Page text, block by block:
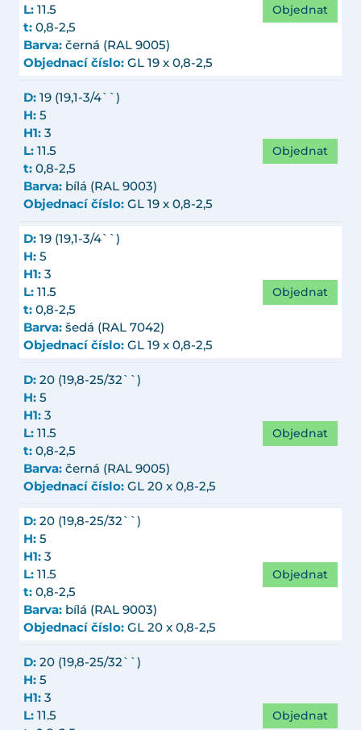
L: 11.5
t: 0,8-2,5
Barva: černá (RAL 9005)
Objednací číslo: GL 19 x 0,8-2,5
Objednat
D: 19 (19,1-3/4``)
H: 5
H1: 3
L: 11.5
t: 0,8-2,5
Barva: bílá (RAL 9003)
Objednací číslo: GL 19 x 0,8-2,5
Objednat
D: 19 (19,1-3/4``)
H: 5
H1: 3
L: 11.5
t: 0,8-2,5
Barva: šedá (RAL 7042)
Objednací číslo: GL 19 x 0,8-2,5
Objednat
D: 20 (19,8-25/32``)
H: 5
H1: 3
L: 11.5
t: 0,8-2,5
Barva: černá (RAL 9005)
Objednací číslo: GL 20 x 0,8-2,5
Objednat
D: 20 (19,8-25/32``)
H: 5
H1: 3
L: 11.5
t: 0,8-2,5
Barva: bílá (RAL 9003)
Objednací číslo: GL 20 x 0,8-2,5
Objednat
D: 20 (19,8-25/32``)
H: 5
H1: 3
L: 11.5
Objednat